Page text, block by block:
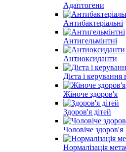
Адаптогени
Антибактеріальні
Антигельмінтні
Антиоксиданти
Дієта і керування
Жіноче здоров'я
Здоров'я дітей
Чоловіче здоров'я
Нормалізація